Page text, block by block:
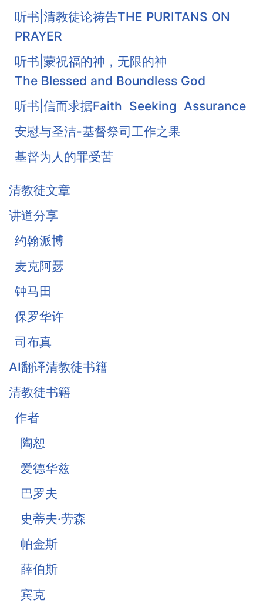
听书|清教徒论祷告THE PURITANS ON
PRAYER
听书|蒙祝福的神，无限的神
The Blessed and Boundless God
听书|信而求据Faith Seeking Assurance
安慰与圣洁-基督祭司工作之果
基督为人的罪受苦
基督徒的珍宝-知足
《柔和谦卑》合集
战胜罪恶的惧怕
清教徒文章
讲道分享
约翰派博
麦克阿瑟
钟马田
保罗华许
司布真
AI翻译清教徒书籍
清教徒书籍
作者
陶恕
爱德华兹
巴罗夫
史蒂夫·劳森
帕金斯
薛伯斯
宾克